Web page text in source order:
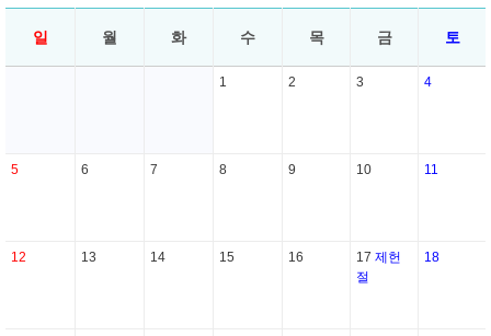
일 월 화 수 목 금 토
1 2 3 4
5 6 7 8 9 10 11
12 13 14 15 16 17 제헌
절
18